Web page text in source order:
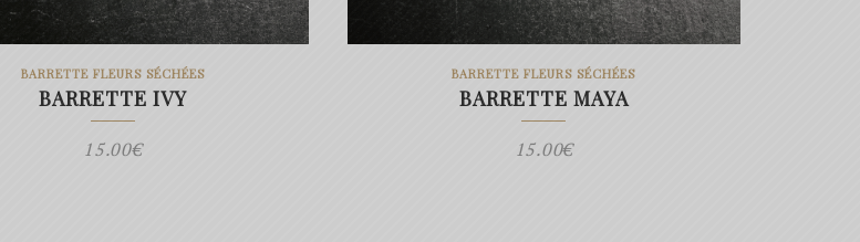
BARRETTE FLEURS SÉCHÉES
BARRETTE IVY
15.00€
BARRETTE FLEURS SÉCHÉES
BARRETTE MAYA
15.00€